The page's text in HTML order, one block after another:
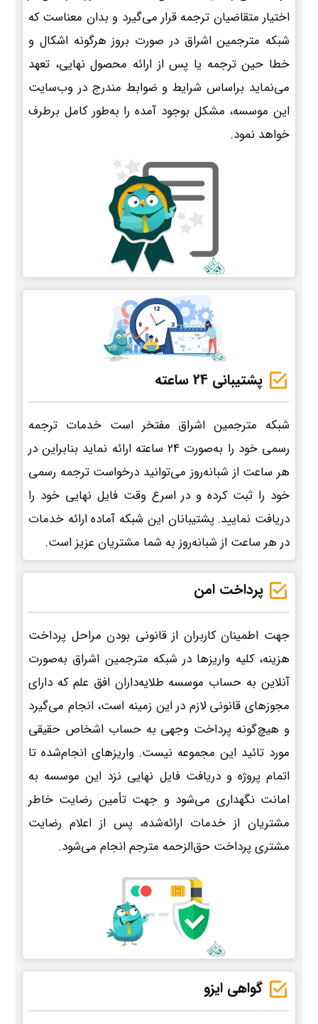
اختیار متقاضیان ترجمه قرار می‌گیرد و بدان معناست که
شبکه مترجمین اشراق در صورت بروز هرگونه اشکال و
خطا حین ترجمه یا پس از ارائه محصول نهایی، تعهد
می‌نماید براساس شرایط و ضوابط مندرج در وب‌سایت
این موسسه، مشکل بوجود آمده را به‌طور کامل برطرف
خواهد نمود.
پشتیبانی 24 ساعته
شبکه مترجمین اشراق مفتخر است خدمات ترجمه
رسمی خود را به‌صورت 24 ساعته ارائه نماید بنابراین در
هر ساعت از شبانه‌روز می‌توانید درخواست ترجمه رسمی
خود را ثبت کرده و در اسرع وقت فایل نهایی خود را
دریافت نمایید. پشتیبانان این شبکه آماده ارائه خدمات
در هر ساعت از شبانه‌روز به شما مشتریان عزیز است.
پرداخت امن
جهت اطمینان کاربران از قانونی بودن مراحل پرداخت
هزینه، کلیه واریزها در شبکه مترجمین اشراق به‌صورت
آنلاین به حساب موسسه طلایه‌داران افق علم که دارای
مجوزهای قانونی لازم در این زمینه است، انجام می‌گیرد
و هیچ‌گونه پرداخت وجهی به حساب اشخاص حقیقی
مورد تائید این مجموعه نیست. واریزهای انجام‌شده تا
اتمام پروژه و دریافت فایل نهایی نزد این موسسه به
امانت نگهداری می‌شود و جهت تأمین رضایت خاطر
مشتریان از خدمات ارائه‌شده، پس از اعلام رضایت
مشتری پرداخت حق‌الزحمه مترجم انجام می‌شود.
گواهی ایزو